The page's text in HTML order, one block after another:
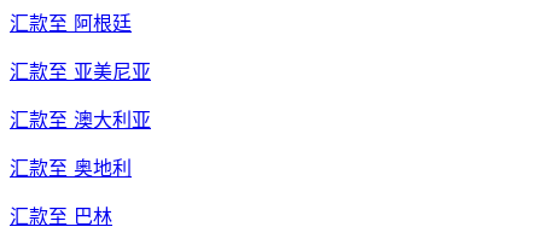
汇款至 阿根廷
汇款至 亚美尼亚
汇款至 澳大利亚
汇款至 奥地利
汇款至 巴林